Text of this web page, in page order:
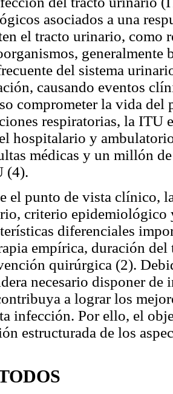
asociados a una
el tracto urinario, como
generalmente
del sistema
causando eventos
comprometer la vida del
respiratorias, la ITU
hospitalario y
médicas y un millón
(4).
el punto de vista clínico,
criterio epidemiológico
diferenciales
empírica, duración
quirúrgica (2).
necesario disponer
a lograr los
infección. Por ello, el
estructurada de los